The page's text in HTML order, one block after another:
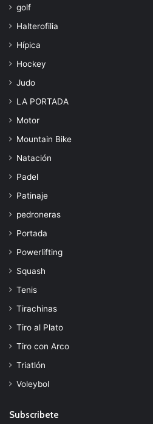
golf
Halterofilia
Hípica
Hockey
Judo
LA PORTADA
Motor
Mountain Bike
Natación
Padel
Patinaje
pedroneras
Portada
Powerlifting
Squash
Tenis
Tirachinas
Tiro al Plato
Tiro con Arco
Triatlón
Voleybol
Subscribete